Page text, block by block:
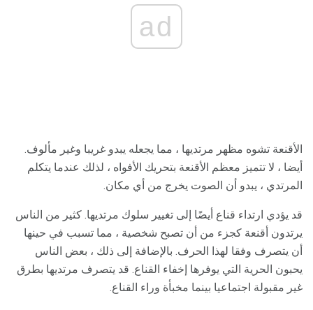
ad
الأقنعة تشوه مظهر مرتديها ، مما يجعله يبدو غريبا وغير مألوف.
أيضا ، لا تتميز معظم الأقنعة بتحريك الأفواه ، لذلك عندما يتكلم
المرتدي ، يبدو أن الصوت يخرج من أي مكان.
قد يؤدي ارتداء قناع أيضًا إلى تغيير سلوك مرتديها. كثير من الناس
يرتدون أقنعة كجزء من أن تصبح شخصية ، مما تسبب في حينها
أن يتصرف وفقا لهذا الحرف. بالإضافة إلى ذلك ، بعض الناس
يحبون الحرية التي يوفرها إخفاء القناع. قد يتصرف مرتديها بطرق
غير مقبولة اجتماعيا بينما مخبأة وراء القناع.